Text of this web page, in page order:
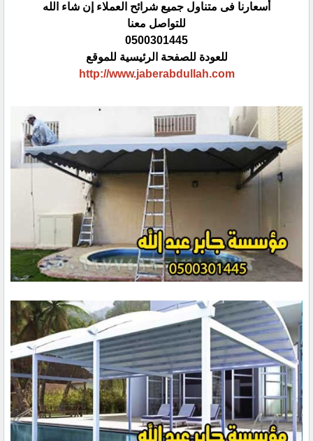
أسعارنا فى متناول جميع شرائح العملاء إن شاء الله
للتواصل معنا
0500301445
للعودة للصفحة الرئيسية للموقع
http://www.jaberabdullah.com